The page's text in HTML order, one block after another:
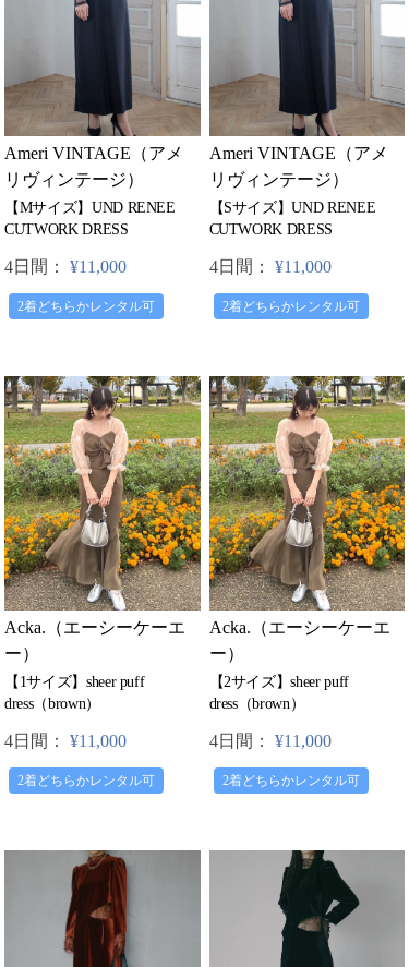
Ameri VINTAGE（アメ
リヴィンテージ）
【Mサイズ】UND RENEE
CUTWORK DRESS
4日間： ¥11,000
2着どちらかレンタル可
Ameri VINTAGE（アメ
リヴィンテージ）
【Sサイズ】UND RENEE
CUTWORK DRESS
4日間： ¥11,000
2着どちらかレンタル可
Acka.（エーシーケーエ
ー）
【1サイズ】sheer puff
dress（brown）
4日間： ¥11,000
2着どちらかレンタル可
Acka.（エーシーケーエ
ー）
【2サイズ】sheer puff
dress（brown）
4日間： ¥11,000
2着どちらかレンタル可